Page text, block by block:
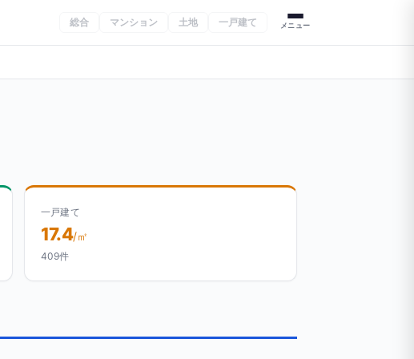
総合 マンション 土地 一戸建て メニュー
一戸建て
17.4/㎡
409件